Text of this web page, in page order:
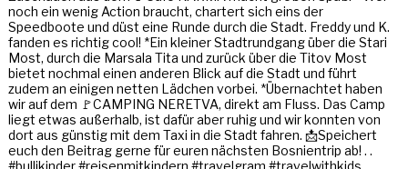
noch ein wenig Action braucht, chartert sich eins der
Speedboote und düst eine Runde durch die Stadt. Freddy und K.
fanden es richtig cool! *Ein kleiner Stadtrundgang über die Stari
Most, durch die Marsala Tita und zurück über die Titov Most
bietet nochmal einen anderen Blick auf die Stadt und führt
zudem an einigen netten Lädchen vorbei. *Übernachtet haben
wir auf dem 🚩CAMPING NERETVA, direkt am Fluss. Das Camp
liegt etwas außerhalb, ist dafür aber ruhig und wir konnten von
dort aus günstig mit dem Taxi in die Stadt fahren. 📩Speichert
euch den Beitrag gerne für euren nächsten Bosnientrip ab! . .